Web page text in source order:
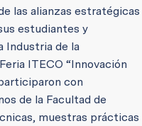
las alianzas estratégicas
estudiantes y
Industria de la
ITECO “Innovación
con
de la Facultad de
muestras prácticas